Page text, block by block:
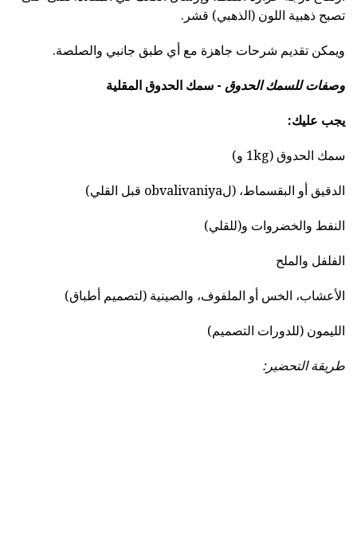
تصبح ذهبية اللون (الذهبي) قشر.
ويمكن تقديم شرحات جاهزة مع أي طبق جانبي والصلصة.
وصفات للسمك الحدوق - سمك الحدوق المقلية
يجب عليك:
سمك الحدوق (1kg و)
الدقيق أو البقسماط، (لobvalivaniya قبل القلي)
النفط والخضروات و(للقلي)
الفلفل والملح
الأعشاب، الخس أو الملفوف، والصينية (لتصميم أطباق)
الليمون (للدورات التصميم)
طريقة التحضير: